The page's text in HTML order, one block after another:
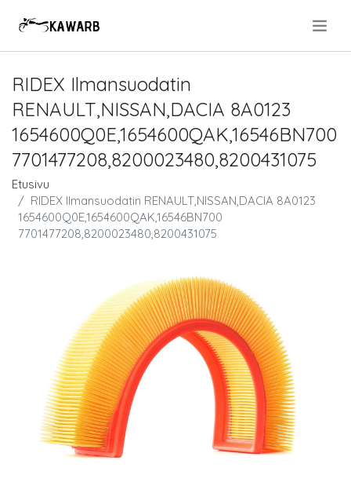
RIDEX Ilmansuodatin
RENAULT,NISSAN,DACIA 8A0123
1654600Q0E,1654600QAK,16546BN700
7701477208,8200023480,8200431075
Etusivu
RIDEX Ilmansuodatin RENAULT,NISSAN,DACIA 8A0123
1654600Q0E,1654600QAK,16546BN700
7701477208,8200023480,8200431075